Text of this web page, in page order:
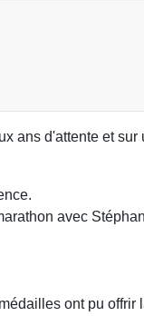
ans d'attente et sur
avec
ont pu offrir